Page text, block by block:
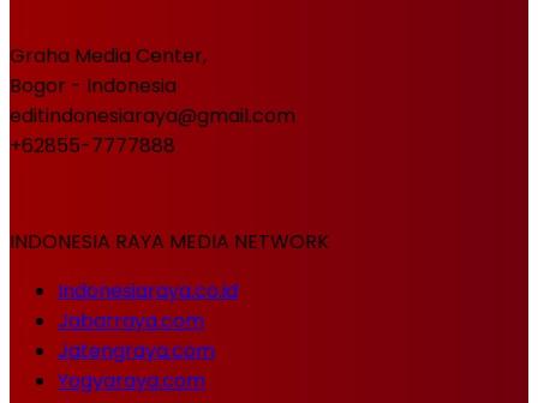
Graha Media Center,
Bogor - Indonesia
editindonesiaraya@gmail.com
+62855-7777888
INDONESIA RAYA MEDIA NETWORK
Indonesiaraya.co.id
Jabarraya.com
Jatengraya.com
Yogyaraya.com